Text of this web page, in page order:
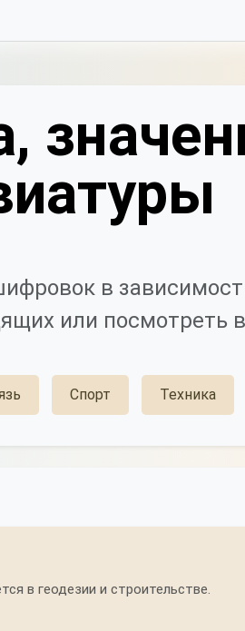
в
или посмотреть
Спорт Техника
в геодезии и строительстве.